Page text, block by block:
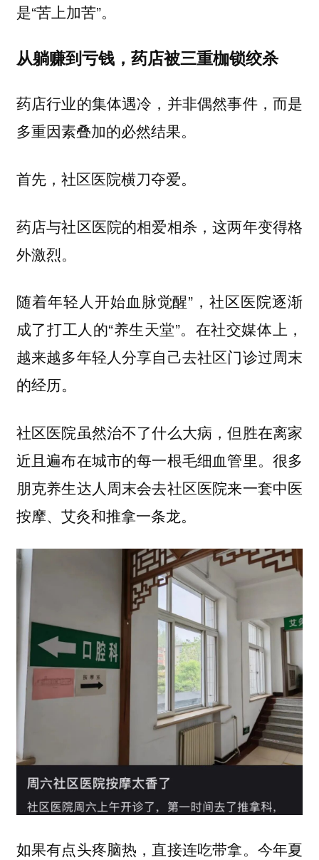
是“苦上加苦”。
从躺赚到亏钱，药店被三重枷锁绞杀
药店行业的集体遇冷，并非偶然事件，而是
多重因素叠加的必然结果。
首先，社区医院横刀夺爱。
药店与社区医院的相爱相杀，这两年变得格
外激烈。
随着年轻人开始血脉觉醒”，社区医院逐渐
成了打工人的“养生天堂”。在社交媒体上，
越来越多年轻人分享自己去社区门诊过周末
的经历。
社区医院虽然治不了什么大病，但胜在离家
近且遍布在城市的每一根毛细血管里。很多
朋克养生达人周末会去社区医院来一套中医
按摩、艾灸和推拿一条龙。
如果有点头疼脑热，直接连吃带拿。今年夏